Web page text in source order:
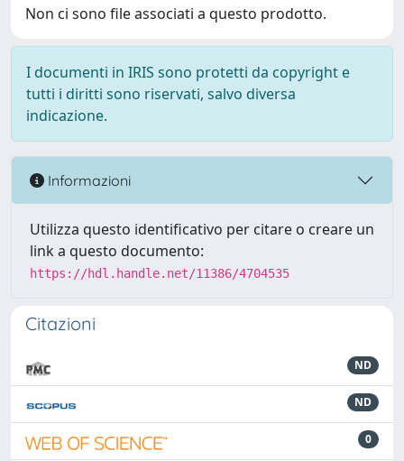
Non ci sono file associati a questo prodotto.
I documenti in IRIS sono protetti da copyright e
tutti i diritti sono riservati, salvo diversa
indicazione.
Informazioni
Utilizza questo identificativo per citare o creare un
link a questo documento:
https://hdl.handle.net/11386/4704535
Citazioni
ND
ND
0